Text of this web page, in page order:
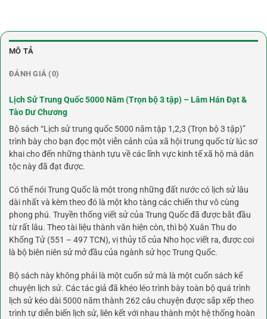
MÔ TẢ
ĐÁNH GIÁ (0)
Lịch Sử Trung Quốc 5000 Năm (Trọn bộ 3 tập) – Lâm Hán Đạt &
Tào Dư Chương
Bộ sách “Lịch sử trung quốc 5000 năm tập 1,2,3 (Trọn bộ 3 tập)”
trình bày cho bạn đọc một viễn cảnh của xã hội trung quốc từ lúc sơ
khai cho đến những thành tựu về các lĩnh vực kinh tế xã hộ mà dân
tộc này đã đạt được.
Có thể nói Trung Quốc là một trong những đất nước có lịch sử lâu
dài nhất và kèm theo đó là một kho tàng các chiến thư vô cùng
phong phú. Truyền thống viết sử của Trung Quốc đã được bắt đầu
từ rất lâu. Theo tài liệu thành văn hiện còn, thì bộ Xuân Thu do
Khổng Tử (551 – 497 TCN), vị thủy tổ của Nho học viết ra, được coi
là bộ biên niên sử mở đầu của ngành sử học Trung Quốc.
Bộsách này không phải là một cuốn sử mà là một cuốn sách kể
chuyện lịch sử. Các tác giả đã khéo léo trình bày toàn bộ quá trình
lịch sử kéo dài 5000 năm thành 262 câu chuyện được sắp xếp theo
trình tự diễn biến lịch sử, liên kết với nhau thành một hệ thống hoàn